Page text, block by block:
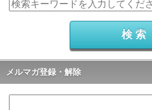
メルマガ登録・解除